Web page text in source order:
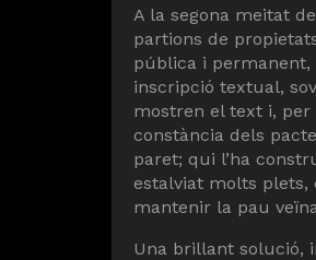
A la segona meitat
partions de
pública i permanent,
inscripció textual,
mostren el text i,
constància dels
paret; qui l’ha
estalviat molts plets,
mantenir la pau
Una brillant solució,